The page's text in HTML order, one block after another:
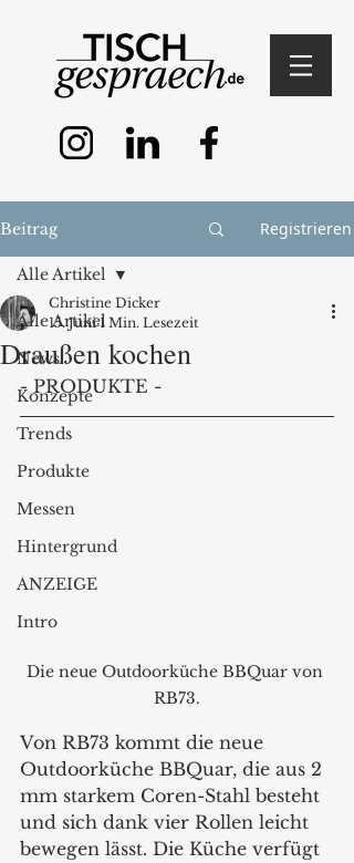
Beitrag Registrieren
Alle Artikel
News
Konzepte
Trends
Produkte
Messen
Hintergrund
ANZEIGE
Intro
Alle Artikel
Draußen kochen
Christine Dicker
15. Juni 1 Min. Lesezeit
- PRODUKTE -
Die neue Outdoorküche BBQuar von
RB73.
Von RB73 kommt die neue
Outdoorküche BBQuar, die aus 2
mm starkem Coren-Stahl besteht
und sich dank vier Rollen leicht
bewegen lässt. Die Küche verfügt